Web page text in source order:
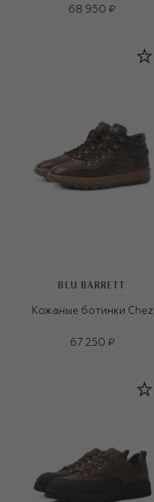
68 950 ₽
BLU BARRETT
Кожаные ботинки Chez
67 250 ₽